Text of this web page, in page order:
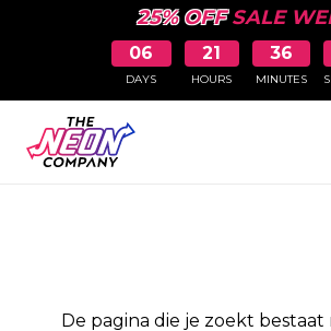
25% OFFSALE
06
DAYS
21
HOURS
36
MINUTES
PAGINA NIET
De pagina die je zoekt bestaat